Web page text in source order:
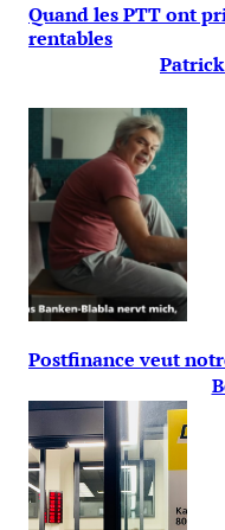
Quand les PTT ont
rentables
Postfinance veut